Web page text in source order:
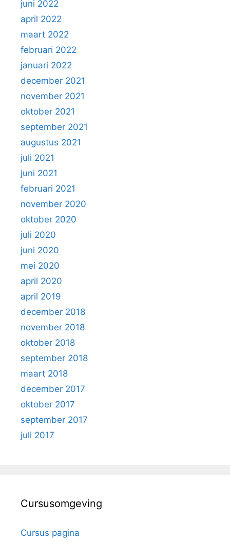
juni 2022
april 2022
maart 2022
februari 2022
januari 2022
december 2021
november 2021
oktober 2021
september 2021
augustus 2021
juli 2021
juni 2021
februari 2021
november 2020
oktober 2020
juli 2020
juni 2020
mei 2020
april 2020
april 2019
december 2018
november 2018
oktober 2018
september 2018
maart 2018
december 2017
oktober 2017
september 2017
juli 2017
Cursusomgeving
Cursus pagina